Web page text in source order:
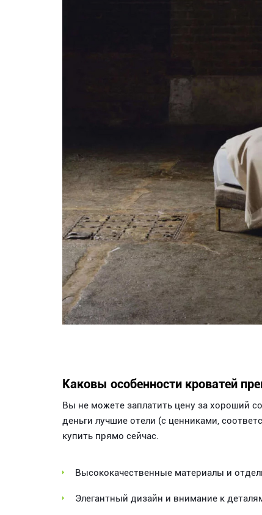
Каковы особенности кроватей
Вы не можете заплатить цену за хороший
деньги лучшие отели (с ценниками,
купить прямо сейчас.
Высококачественные материалы и
Элегантный дизайн и внимание к